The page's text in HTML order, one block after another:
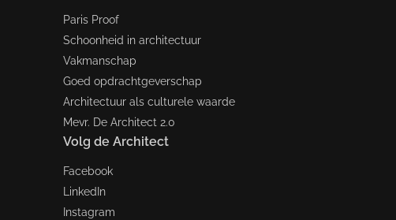
Paris Proof
Schoonheid in architectuur
Vakmanschap
Goed opdrachtgeverschap
Architectuur als culturele waarde
Mevr. De Architect 2.0
Volg de Architect
Facebook
LinkedIn
Instagram